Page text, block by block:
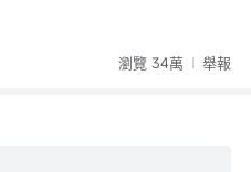
瀏覽 34萬 舉報